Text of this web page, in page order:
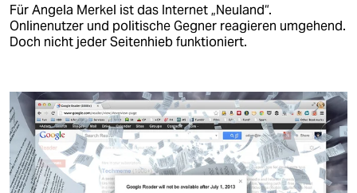
Für Angela Merkel ist das Internet „Neuland“.
Onlinenutzer und politische Gegner reagieren umgehend.
Doch nicht jeder Seitenhieb funktioniert.